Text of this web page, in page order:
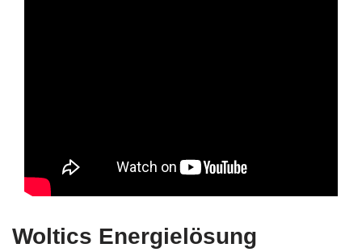
Woltics Energielösung